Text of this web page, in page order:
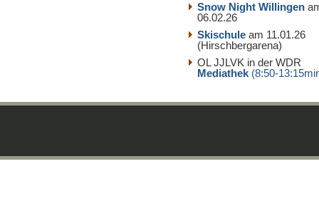
Snow Night Willingen
06.02.26
Skischule am 11.01.26
(Hirschbergarena)
OL JJLVK in der WDR
Mediathek (8:50-